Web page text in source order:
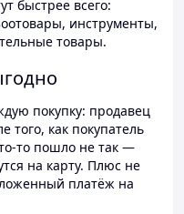
быстрее всего:
инструменты,
товары.
покупку: продавец
того, как покупатель
то пошло не так —
на карту. Плюс не
платёж на